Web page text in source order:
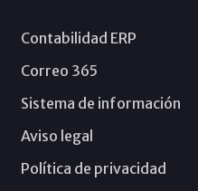
Contabilidad ERP
Correo 365
Sistema de información
Aviso legal
Política de privacidad